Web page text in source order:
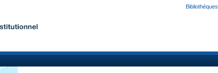
Bibliothèques